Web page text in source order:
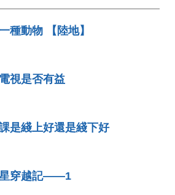
種動物 【陸地】
視是否有益
是綫上好還是綫下好
穿越記——1